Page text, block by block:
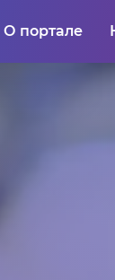
О портале